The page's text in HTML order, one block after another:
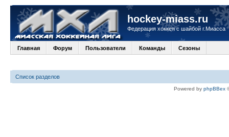
hockey-miass.ru
Федерация хоккея с шайбой г.Миасса
Главная Форум Пользователи Команды Сезоны
Список разделов
Powered by phpBBex